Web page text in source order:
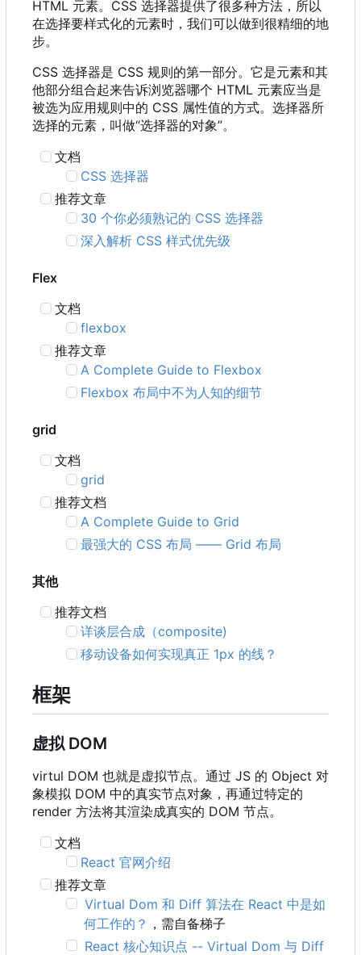
HTML 元素。CSS 选择器提供了很多种方法，所以
在选择要样式化的元素时，我们可以做到很精细的地
步。
CSS 选择器是 CSS 规则的第一部分。它是元素和其
他部分组合起来告诉浏览器哪个 HTML 元素应当是
被选为应用规则中的 CSS 属性值的方式。选择器所
选择的元素，叫做“选择器的对象”。
文档
CSS 选择器
推荐文章
30 个你必须熟记的 CSS 选择器
深入解析 CSS 样式优先级
Flex
文档
flexbox
推荐文章
A Complete Guide to Flexbox
Flexbox 布局中不为人知的细节
grid
文档
grid
推荐文档
A Complete Guide to Grid
最强大的 CSS 布局 —— Grid 布局
其他
推荐文档
详谈层合成 （composite)
移动设备如何实现真正 1px 的线？
框架
虚拟 DOM
virtul DOM 也就是虚拟节点。通过 JS 的 Object 对
象模拟 DOM 中的真实节点对象，再通过特定的
render 方法将其渲染成真实的 DOM 节点。
文档
React 官网介绍
推荐文章
Virtual Dom 和 Diff 算法在 React 中是如
何工作的？ ，需自备梯子
React 核心知识点 -- Virtual Dom 与 Diff